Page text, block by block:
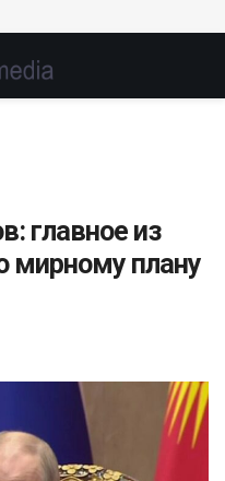
главное из
мирному плану